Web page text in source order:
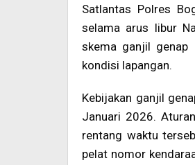
Satlantas Polres
selama arus libur
skema ganjil genap
kondisi lapangan.
Kebijakan ganjil
Januari 2026.
rentang waktu
pelat nomor